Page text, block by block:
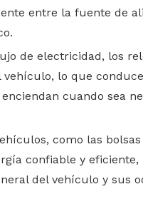
entre la fuente de
de electricidad, los
vehículo, lo que
cuando sea
como las
confiable y eficiente,
del vehículo y sus